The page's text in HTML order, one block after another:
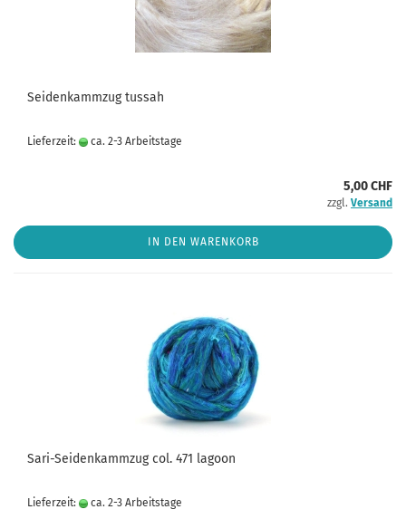
Seidenkammzug tussah
Lieferzeit: ca. 2-3 Arbeitstage
5,00 CHF
zzgl. Versand
IN DEN WARENKORB
Sari-Seidenkammzug col. 471 lagoon
Lieferzeit: ca. 2-3 Arbeitstage